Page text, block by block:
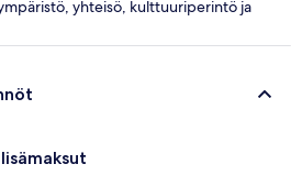
yhteisö, kulttuuriperintö ja